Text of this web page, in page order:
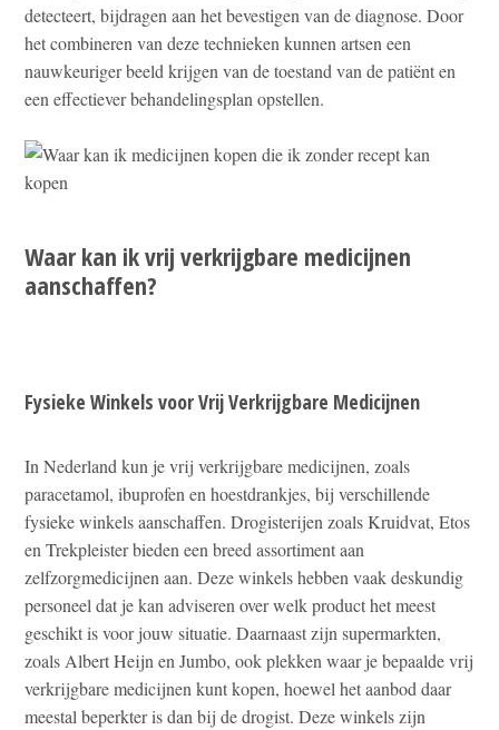
detecteert, bijdragen aan het bevestigen van de diagnose. Door
het combineren van deze technieken kunnen artsen een
nauwkeuriger beeld krijgen van de toestand van de patiënt en
een effectiever behandelingsplan opstellen.
Waar kan ik vrij verkrijgbare medicijnen
aanschaffen?
Fysieke Winkels voor Vrij Verkrijgbare Medicijnen
In Nederland kun je vrij verkrijgbare medicijnen, zoals
paracetamol, ibuprofen en hoestdrankjes, bij verschillende
fysieke winkels aanschaffen. Drogisterijen zoals Kruidvat, Etos
en Trekpleister bieden een breed assortiment aan
zelfzorgmedicijnen aan. Deze winkels hebben vaak deskundig
personeel dat je kan adviseren over welk product het meest
geschikt is voor jouw situatie. Daarnaast zijn supermarkten,
zoals Albert Heijn en Jumbo, ook plekken waar je bepaalde vrij
verkrijgbare medicijnen kunt kopen, hoewel het aanbod daar
meestal beperkter is dan bij de drogist. Deze winkels zijn